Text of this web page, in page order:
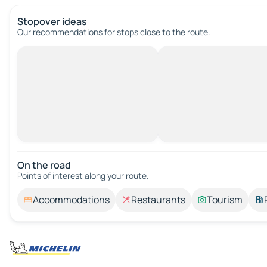
Stopover ideas
Our recommendations for stops close to the route.
On the road
Points of interest along your route.
Accommodations Restaurants Tourism